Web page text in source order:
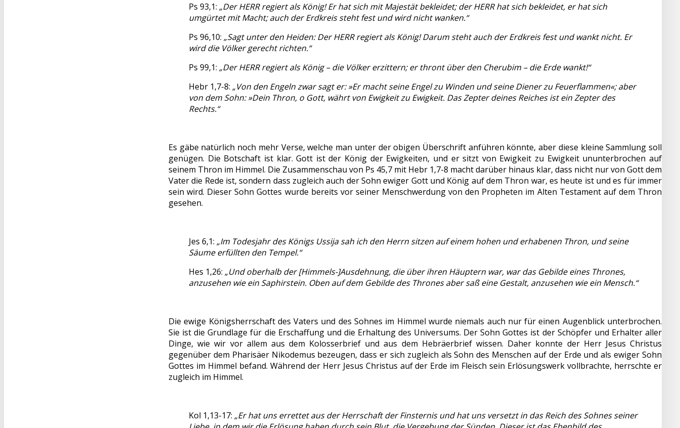
Ps 93,1: „Der HERR regiert als König! Er hat sich mit Majestät bekleidet; der HERR hat sich bekleidet, er hat sich
umgürtet mit Macht; auch der Erdkreis steht fest und wird nicht wanken.“
Ps 96,10: „Sagt unter den Heiden: Der HERR regiert als König! Darum steht auch der Erdkreis fest und wankt nicht. Er
wird die Völker gerecht richten.“
Ps 99,1: „Der HERR regiert als König – die Völker erzittern; er thront über den Cherubim – die Erde wankt!“
Hebr 1,7-8: „Von den Engeln zwar sagt er: »Er macht seine Engel zu Winden und seine Diener zu Feuerflammen«; aber
von dem Sohn: »Dein Thron, o Gott, währt von Ewigkeit zu Ewigkeit. Das Zepter deines Reiches ist ein Zepter des
Rechts.“
Es gäbe natürlich noch mehr Verse, welche man unter der obigen Überschrift anführen könnte, aber diese kleine Sammlung soll
genügen. Die Botschaft ist klar. Gott ist der König der Ewigkeiten, und er sitzt von Ewigkeit zu Ewigkeit ununterbrochen auf
seinem Thron im Himmel. Die Zusammenschau von Ps 45,7 mit Hebr 1,7-8 macht darüber hinaus klar, dass nicht nur von Gott dem
Vater die Rede ist, sondern dass zugleich auch der Sohn ewiger Gott und König auf dem Thron war, es heute ist und es für immer
sein wird. Dieser Sohn Gottes wurde bereits vor seiner Menschwerdung von den Propheten im Alten Testament auf dem Thron
gesehen.
Jes 6,1: „Im Todesjahr des Königs Ussija sah ich den Herrn sitzen auf einem hohen und erhabenen Thron, und seine
Säume erfüllten den Tempel.“
Hes 1,26: „Und oberhalb der [Himmels-]Ausdehnung, die über ihren Häuptern war, war das Gebilde eines Thrones,
anzusehen wie ein Saphirstein. Oben auf dem Gebilde des Thrones aber saß eine Gestalt, anzusehen wie ein Mensch.“
Die ewige Königsherrschaft des Vaters und des Sohnes im Himmel wurde niemals auch nur für einen Augenblick unterbrochen.
Sie ist die Grundlage für die Erschaffung und die Erhaltung des Universums. Der Sohn Gottes ist der Schöpfer und Erhalter aller
Dinge, wie wir vor allem aus dem Kolosserbrief und aus dem Hebräerbrief wissen. Daher konnte der Herr Jesus Christus
gegenüber dem Pharisäer Nikodemus bezeugen, dass er sich zugleich als Sohn des Menschen auf der Erde und als ewiger Sohn
Gottes im Himmel befand. Während der Herr Jesus Christus auf der Erde im Fleisch sein Erlösungswerk vollbrachte, herrschte er
zugleich im Himmel.
Kol 1,13-17: „Er hat uns errettet aus der Herrschaft der Finsternis und hat uns versetzt in das Reich des Sohnes seiner